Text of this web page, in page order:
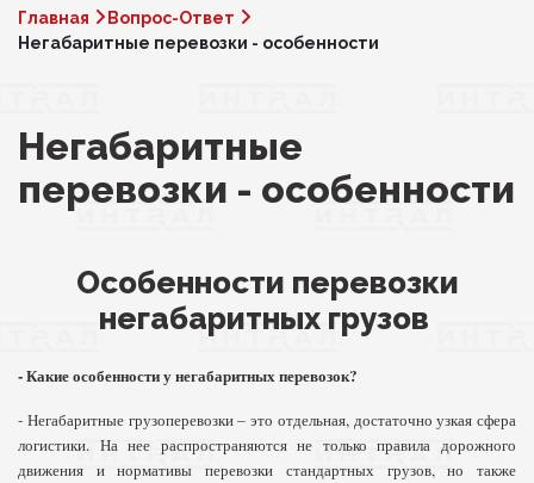
Главная
Вопрос-Ответ
Негабаритные перевозки - особенности
Негабаритные
перевозки - особенности
Особенности перевозки
негабаритных грузов
- Какие особенности у негабаритных перевозок?
- Негабаритные грузоперевозки – это отдельная, достаточно узкая сфера
логистики. На нее распространяются не только правила дорожного
движения и нормативы перевозки стандартных грузов, но также